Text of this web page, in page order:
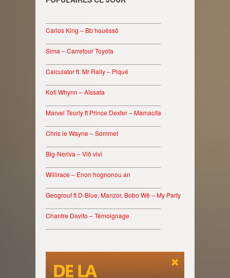
Carlos King – Bb houéssô
Sima – Carrefour Toyota
Calculator ft. Mr Rally – Piqué
Kofi Whynn – Aïssata
Marvel Teurly ft Prince Dexter – Mamacita
Chris le Wayne – Sommet
Big-Neriva – Viô vivi
Willirace – Enon hognonou an
Geogrouf ft D-Blue, Manzor, Bobo Wê – My Party
Chantre Davito – Témoignage